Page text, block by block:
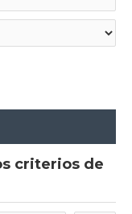
criterios de